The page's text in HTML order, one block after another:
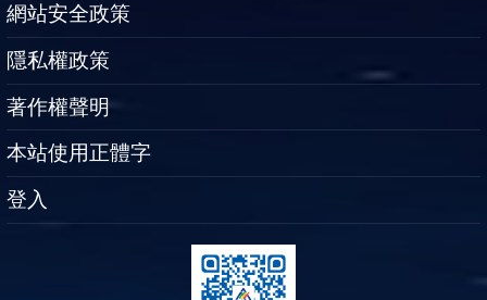
網站安全政策
隱私權政策
著作權聲明
本站使用正體字
登入